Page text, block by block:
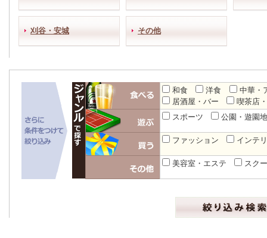
刈谷・安城 その他
和食 洋食
中華・
居酒屋・バー
喫茶店
スポーツ
公園・遊園
ファッション インテ
美容室・エステ スク